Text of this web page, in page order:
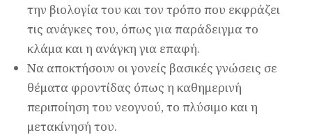
την βιολογία του και τον τρόπο που εκφράζει
τις ανάγκες του, όπως για παράδειγμα το
κλάμα και η ανάγκη για επαφή.
Να αποκτήσουν οι γονείς βασικές γνώσεις σε
θέματα φροντίδας όπως η καθημερινή
περιποίηση του νεογνού, το πλύσιμο και η
μετακίνησή του.